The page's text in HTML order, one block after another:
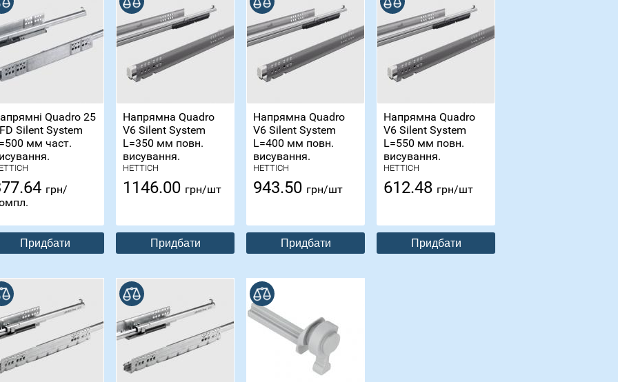
Quadro 25
Silent System
мм част.
грн/
Придбати
Напрямна Quadro
V6 Silent System
L=350 мм повн.
висування.
HETTICH
1146.00 грн/шт
Придбати
Напрямна Quadro
V6 Silent System
L=400 мм повн.
висування.
HETTICH
943.50 грн/шт
Придбати
Напрямна Quadro
V6 Silent System
L=550 мм повн.
висування.
HETTICH
612.48 грн/шт
Придбати